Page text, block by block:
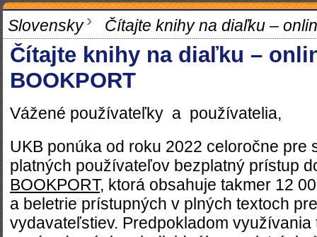
Slovensky Čítajte knihy na diaľku –
Čítajte knihy na diaľku –
BOOKPORT
Vážené používateľky a používatelia,
UKB ponúka od roku 2022 celoročne pre
platných používateľov bezplatný prístup
BOOKPORT, ktorá obsahuje takmer 12
a beletrie prístupných v plných textoch
vydavateľstiev. Predpokladom